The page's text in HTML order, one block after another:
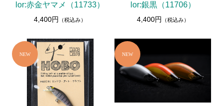
lor:赤金ヤマメ（11733）
4,400円 （税込み）
lor:銀黒（11706）
4,400円 （税込み）